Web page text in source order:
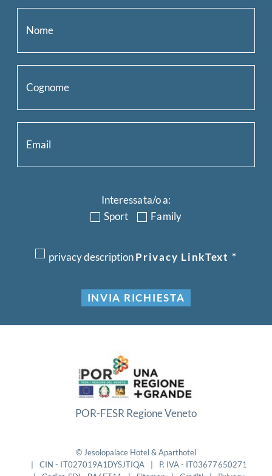
Interessata/o a:
Sport
Family
privacy descriptionPrivacy LinkText *
INVIA RICHIESTA
POR-FESR Regione Veneto
©Jesolopalace Hotel & Aparthotel
CIN - IT027019A1DYSJTIQA
P. IVA - IT03677650271